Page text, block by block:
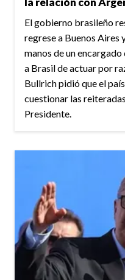
El gobierno brasileño
regrese a Buenos Aires
manos de un
a Brasil de actuar por
Bullrich pidió que el
cuestionar las
Presidente.